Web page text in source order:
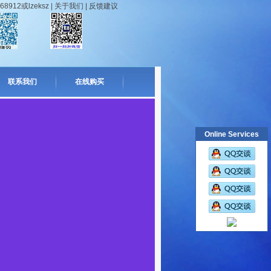
或lzeksz | 关于我们 反馈建议
联系我们 在线购买
Online Services